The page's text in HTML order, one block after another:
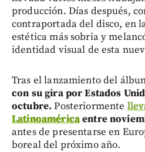
producción. Días después,
contraportada del disco, en
estética más sobria y
identidad visual de esta
Tras el lanzamiento del
con su gira por Estados
octubre. Posteriormente
Latinoaméricaentre
antes de presentarse en
boreal del próximo año.